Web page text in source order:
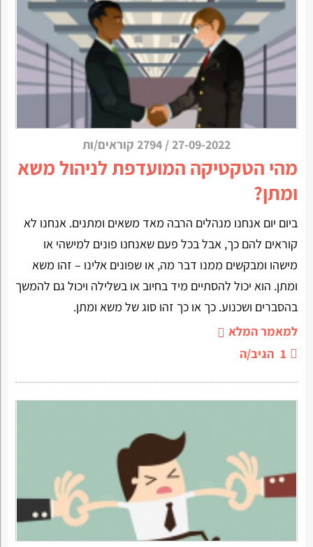
27-09-2022
/ 2794 קוראים/ות
מהי הטקטיקה המועדפת לניהול משא
ומתן?
ביום יום אנחנו מנהלים הרבה מאד משאים ומתנים. אנחנו לא
קוראים להם כך, אבל בכל פעם שאנחנו פונים למישהי או
מישהו ומבקשים ממנו דבר מה, או שפונים אלינו – זהו משא
ומתן. הוא יכול להסתיים מיד בחיוב או בשלילה ויכול גם להמשך
בהסברים ושכנוע. כך או כך זהו סוג של משא ומתן.
למאמר המלא
1 הגיב/ה